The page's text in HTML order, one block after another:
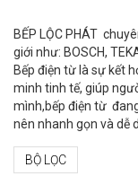
BẾP LỘC PHÁT
giới như: BOSCH,
Bếp điện từ là sự kết
minh tinh tế, giúp
mình,bếp điện từ
nên nhanh gọn và dễ
BỘ LỌC